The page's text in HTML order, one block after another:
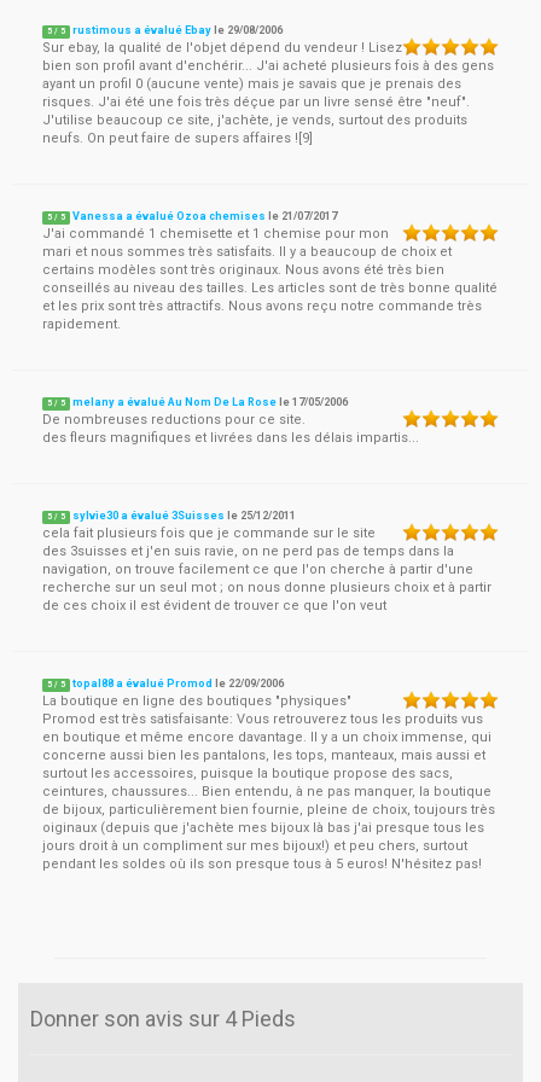
5 / 5 rustimous a évalué Ebay le 29/08/2006
Sur ebay, la qualité de l'objet dépend du vendeur ! Lisez
bien son profil avant d'enchérir... J'ai acheté plusieurs fois à des gens
ayant un profil 0 (aucune vente) mais je savais que je prenais des
risques. J'ai été une fois très déçue par un livre sensé être "neuf".
J'utilise beaucoup ce site, j'achète, je vends, surtout des produits
neufs. On peut faire de supers affaires ![9]
5 / 5 Vanessa a évalué Ozoa chemises le 21/07/2017
J'ai commandé 1 chemisette et 1 chemise pour mon
mari et nous sommes très satisfaits. Il y a beaucoup de choix et
certains modèles sont très originaux. Nous avons été très bien
conseillés au niveau des tailles. Les articles sont de très bonne qualité
et les prix sont très attractifs. Nous avons reçu notre commande très
rapidement.
5 / 5 melany a évalué Au Nom De La Rose le17/05/2006
De nombreuses reductions pour ce site.
des fleurs magnifiques et livrées dans les délais impartis...
5 / 5 sylvie30 a évalué 3Suisses le 25/12/2011
cela fait plusieurs fois que je commande sur le site
des 3suisses et j'en suis ravie, on ne perd pas de temps dans la
navigation, on trouve facilement ce que l'on cherche à partir d'une
recherche sur un seul mot ; on nous donne plusieurs choix et à partir
de ces choix il est évident de trouver ce que l'on veut
5 / 5 topal88 a évalué Promod le 22/09/2006
La boutique en ligne des boutiques "physiques"
Promod est très satisfaisante: Vous retrouverez tous les produits vus
en boutique et même encore davantage. Il y a un choix immense, qui
concerne aussi bien les pantalons, les tops, manteaux, mais aussi et
surtout les accessoires, puisque la boutique propose des sacs,
ceintures, chaussures... Bien entendu, à ne pas manquer, la boutique
de bijoux, particulièrement bien fournie, pleine de choix, toujours très
oiginaux (depuis que j'achète mes bijoux là bas j'ai presque tous les
jours droit à un compliment sur mes bijoux!) et peu chers, surtout
pendant les soldes où ils son presque tous à 5 euros! N'hésitez pas!
Donner son avis sur 4 Pieds